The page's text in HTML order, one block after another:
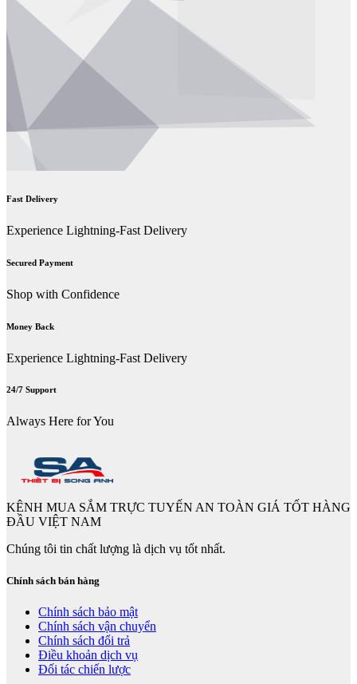
Fast Delivery
Experience Lightning-Fast Delivery
Secured Payment
Shop with Confidence
Money Back
Experience Lightning-Fast Delivery
24/7 Support
Always Here for You
KÊNH MUA SẮM TRỰC TUYẾN AN TOÀN GIÁ TỐT HÀNG
ĐẦU VIỆT NAM
Chúng tôi tin chất lượng là dịch vụ tốt nhất.
Chính sách bán hàng
Chính sách bảo mật
Chính sách vận chuyển
Chính sách đổi trả
Điều khoản dịch vụ
Đối tác chiến lược